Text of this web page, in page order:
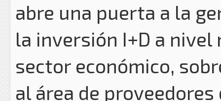
abre una puerta a la
la inversión I+D a
sector económico,
al área de